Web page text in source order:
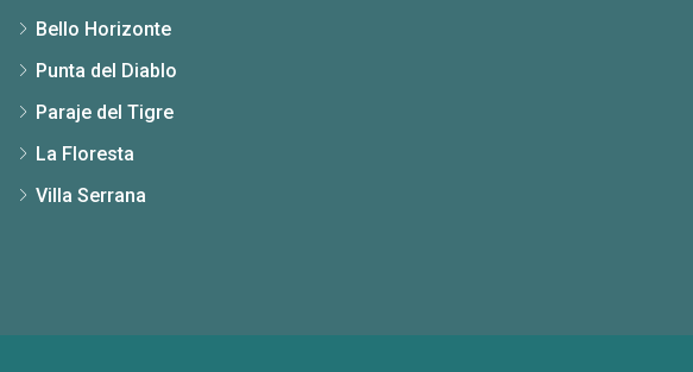
Bello Horizonte
Punta del Diablo
Paraje del Tigre
La Floresta
Villa Serrana